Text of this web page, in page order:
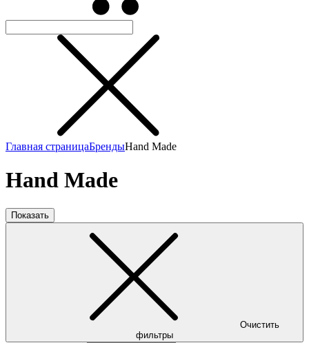
Главная страницаБрендыHand Made
Hand Made
Показать
Очистить
фильтры